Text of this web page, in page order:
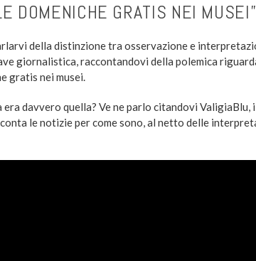
DOMENICHE GRATIS NEI
della distinzione tra osservazione e
giornalistica, raccontandovi della polemica
gratis nei musei.
era davvero quella? Ve ne parlo citandovi
le notizie per come sono, al netto delle